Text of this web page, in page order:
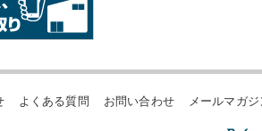
よくある質問 お問い合わせ メールマガ